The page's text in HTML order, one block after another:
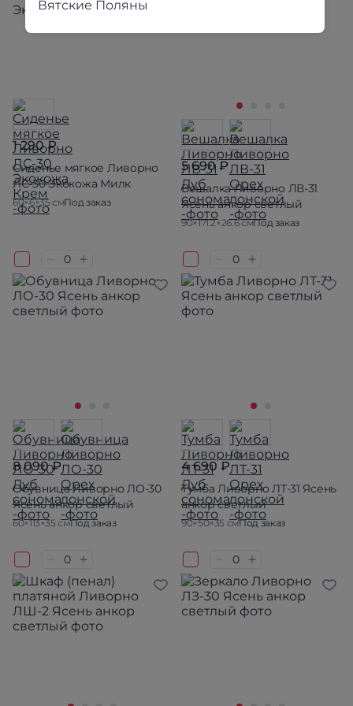
1 290 ₽
Сиденье мягкое Ливорно
ЛС-30 Экокожа Милк
60×6×35 смПод заказ
5 690 ₽
Вешалка Ливорно ЛВ-31
Ясень анкор светлый
90×171.2×26.6 смПод заказ
8 090 ₽
Обувница Ливорно ЛО-30
Ясень анкор светлый
60×113×35 смПод заказ
4 690 ₽
Тумба Ливорно ЛТ-31 Ясень
анкор светлый
90×50×35 смПод заказ
Вятские Поляны